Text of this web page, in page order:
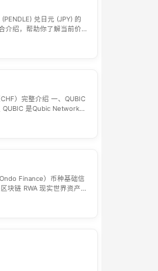
兑日元 (JPY) 的
介绍，帮助你了解当前价
率波动提示：下文中提及
）完整介绍 一、QUBIC
QUBIC 是Qubic Network
联合创始人 Sergey
Finance）币种基础信
块链 RWA 现实世界资产
是将美国国债、货币基